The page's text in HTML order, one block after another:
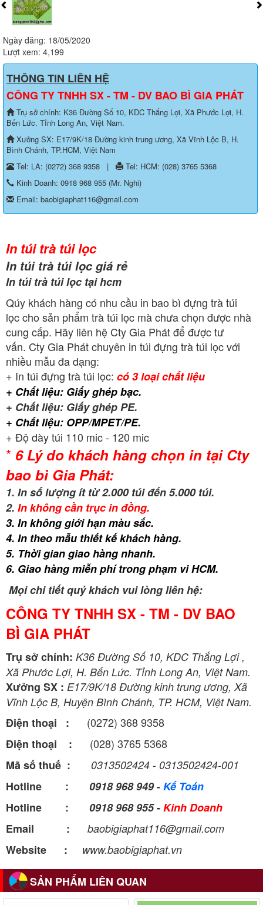
Ngày đăng: 18/05/2020
Lượt xem: 4,199
THÔNG TIN LIÊN HỆ
CÔNG TY TNHH SX - TM - DV BAO BÌ GIA PHÁT
Trụ sở chính: K36 Đường Số 10, KDC Thắng Lợi, Xã Phước Lợi, H.
Bến Lức. Tỉnh Long An, Việt Nam.
Xưởng SX: E17/9K/18 Đường kinh trung ương, Xã Vĩnh Lộc B, H.
Bình Chánh, TP.HCM, Việt Nam
Tel: LA: (0272) 368 9358 |
Tel: HCM: (028) 3765 5368
Kinh Doanh: 0918 968 955 (Mr. Nghi)
Email: baobigiaphat116@gmail.com
In túi trà túi lọc
In túi trà túi lọc giá rẻ
In túi trà túi lọc tại hcm
Qúy khách hàng có nhu cầu in bao bì đựng trà túi
lọc cho sản phẩm trà túi lọc mà chưa chọn được nhà
cung cấp. Hãy liên hệ Cty Gia Phát để được tư
vấn. Cty Gia Phát chuyên in túi đựng trà túi lọc với
nhiều mẫu đa dạng:
+ In túi đựng trà túi lọc: có 3 loại chất liệu
+ Chất liệu: Giấy ghép bạc.
+ Chất liệu: Giấy ghép PE.
+ Chất liệu: OPP/MPET/PE.
+ Độ dày túi 110 mic - 120 mic
* 6 Lý do khách hàng chọn in tại Cty
bao bì Gia Phát:
1. In số lượng ít từ 2.000 túi đến 5.000 túi.
2. In không cần trục in đồng.
3. In không giới hạn màu sắc.
4. In theo mẫu thiết kế khách hàng.
5. Thời gian giao hàng nhanh.
6. Giao hàng miễn phí trong phạm vi HCM.
Mọi chi tiết quý khách vui lòng liên hệ:
CÔNG TY TNHH SX - TM - DV BAO
BÌ GIA PHÁT
Trụ sở chính: K36 Đường Số 10, KDC Thắng Lợi ,
Xã Phước Lợi, H. Bến Lức. Tỉnh Long An, Việt Nam.
Xưởng SX : E17/9K/18 Đường kinh trung ương, Xã
Vĩnh Lộc B, Huyện Bình Chánh, TP. HCM, Việt Nam.
Điện thoại : (0272) 368 9358
Điện thoại : (028) 3765 5368
Mã số thuế :
0313502424 - 0313502424-001
Hotline : 0918 968 949-Kế Toán
Hotline : 0918 968 955-Kinh Doanh
Email :
baobigiaphat116@gmail.com
Website : www.baobigiaphat.vn
SẢN PHẨM LIÊN QUAN